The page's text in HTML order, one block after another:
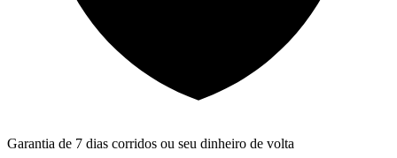
Garantia de 7 dias corridos ou seu dinheiro de volta